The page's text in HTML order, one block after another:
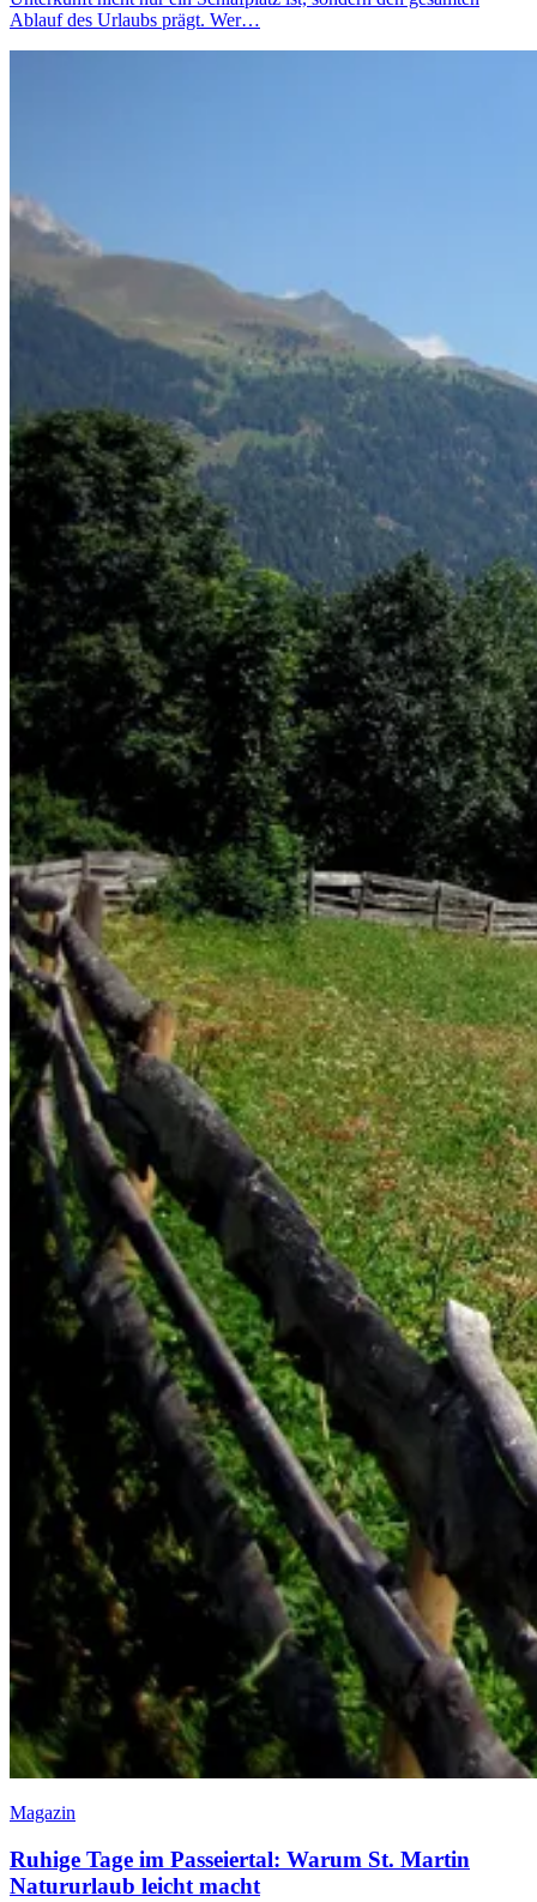
Ablauf des Urlaubs prägt. Wer…
Magazin
Ruhige Tage im Passeiertal: Warum St. Martin
Natururlaub leicht macht